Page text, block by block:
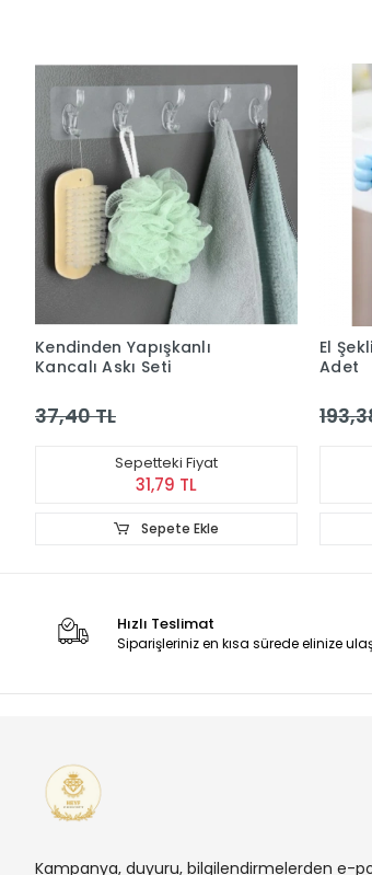
Kendinden Yapışkanlı
Kancalı Askı Seti
37,40 TL
Sepetteki Fiyat
31,79 TL
Sepete Ekle
El
Adet
Hızlı Teslimat
Siparişleriniz en kısa sürede elinize
Kampanya, duyuru, bilgilendirmelerden e-